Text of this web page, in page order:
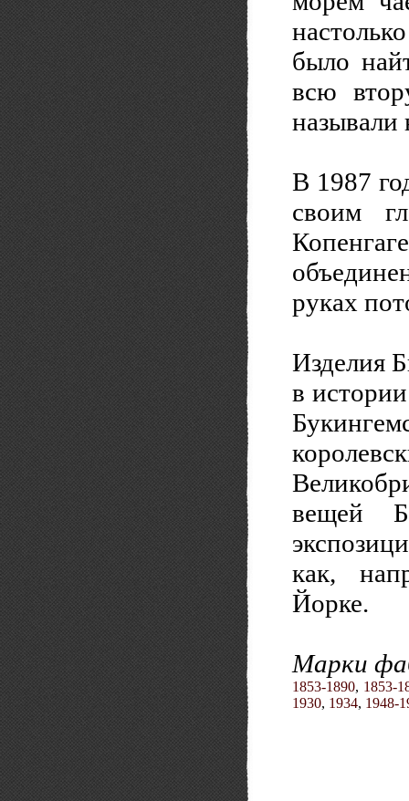
было
всю
В 1987
своим
руках
Изделия
в
вещей
как,
Йорке.
Марки
1853-1890, 1853-
1930, 1934, 1948-